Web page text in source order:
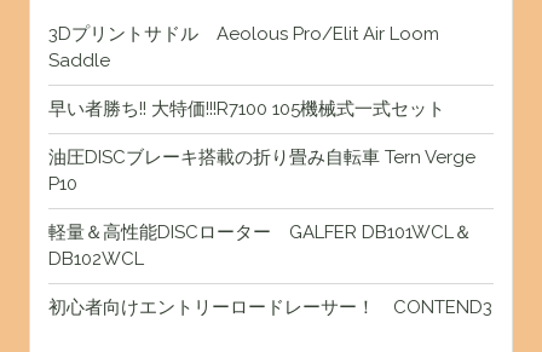
3Dプリントサドル Aeolous Pro/Elit Air Loom
Saddle
早い者勝ち!! 大特価!!!R7100 105機械式一式セット
油圧DISCブレーキ搭載の折り畳み自転車 Tern Verge
P10
軽量＆高性能DISCローター GALFER DB101WCL＆
DB102WCL
初心者向けエントリーロードレーサー！ CONTEND3